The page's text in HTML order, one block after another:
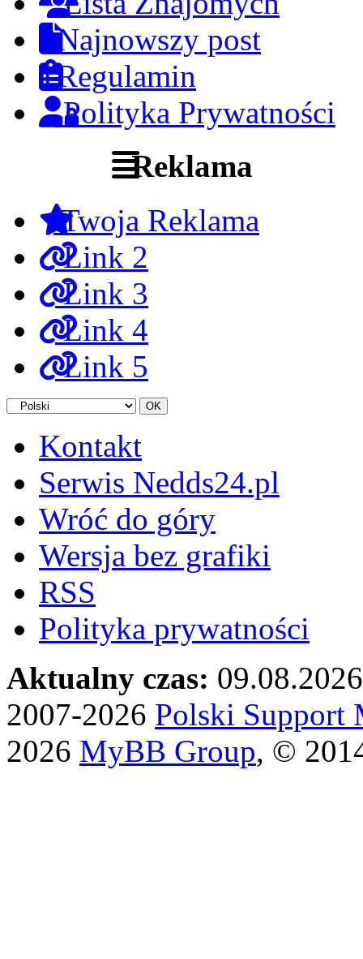
Najnowszy post
Regulamin
Polityka Prywatności
Reklama
Twoja Reklama
Link 2
Link 3
Link 4
Link 5
Kontakt
Serwis Nedds24.pl
Wróć do góry
Wersja bez grafiki
RSS
Polityka prywatności
Aktualny czas:
2007-2026 Polski Support
2026 MyBB Group, ©